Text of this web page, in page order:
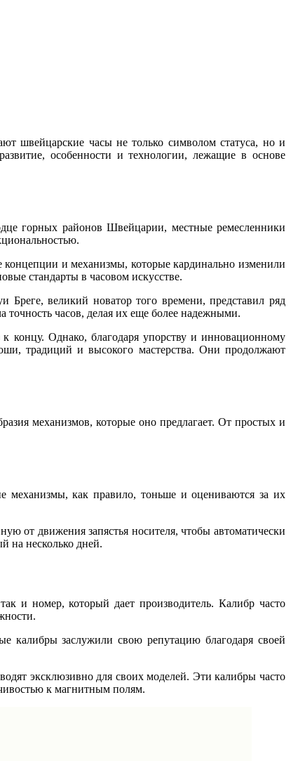
швейцарские часы не только символом статуса, но и
особенности и технологии, лежащие в основе
горных районов Швейцарии, местные ремесленники
и механизмы, которые кардинально изменили
стандарты в часовом искусстве.
великий новатор того времени, представил ряд
часов, делая их еще более надежными.
концу. Однако, благодаря упорству и инновационному
традиций и высокого мастерства. Они продолжают
механизмов, которые оно предлагает. От простых и
механизмы, как правило, тоньше и оцениваются за их
от движения запястья носителя, чтобы автоматически
на несколько дней.
и номер, который дает производитель. Калибр часто
калибры заслужили свою репутацию благодаря своей
эксклюзивно для своих моделей. Эти калибры часто
к магнитным полям.